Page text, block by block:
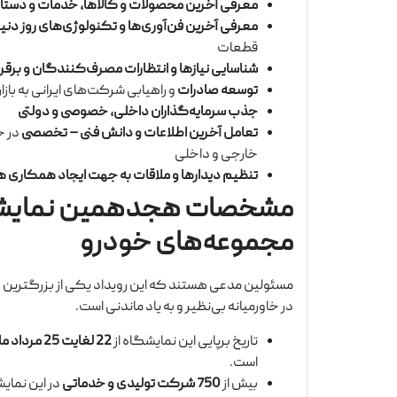
معرفی آخرین محصولات و کالاها، خدمات و
معرفی آخرین فن‌آوری‌ها و تکنولوژی‌های روز
قطعات
شناسایی نیازها و انتظارات مصرف‌کنندگان و
توسعه صادراتو راهیابی شرکت‌های ایرانی به
جذب سرمایه‌گذاران داخلی، خصوصی و دولتی
تعامل آخرین اطلاعات و دانش فنی – تخصصیدر
خارجی و داخلی
تنظیم دیدارها و ملاقات به جهت ایجاد
مشخصات هجدهمین
مجموعه‌های خودرو
مسئولین مدعی هستند که این رویداد یکی از
در خاورمیانه بی‌نظیر و به یاد ماندنی است.
تاریخ برپایی این نمایشگاه از22 لغایت 25 مرداد ماه
است.
بیش از750 شرکت تولیدی و خدماتی
در این